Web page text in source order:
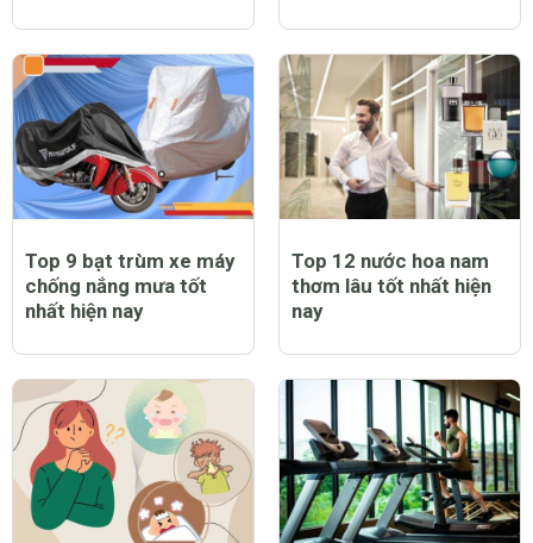
Top 9 bạt trùm xe máy
chống nắng mưa tốt
nhất hiện nay
Top 12 nước hoa nam
thơm lâu tốt nhất hiện
nay